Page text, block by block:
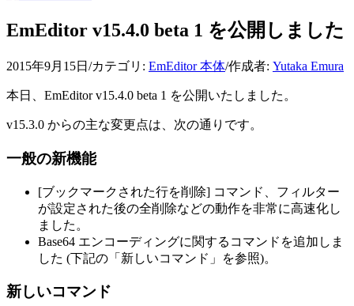
EmEditor v15.4.0 beta 1 を公開しました
2015年9月15日 /カテゴリ: EmEditor 本体/作成者: Yutaka Emura
本日、EmEditor v15.4.0 beta 1 を公開いたしました。
v15.3.0 からの主な変更点は、次の通りです。
一般の新機能
[ブックマークされた行を削除] コマンド、フィルター
が設定された後の全削除などの動作を非常に高速化し
ました。
Base64 エンコーディングに関するコマンドを追加しま
した (下記の「新しいコマンド」を参照)。
新しいコマンド